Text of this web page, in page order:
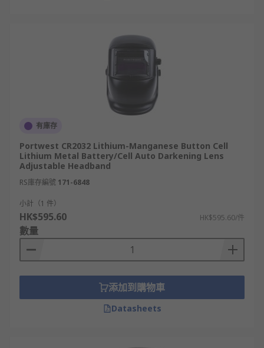
有庫存
Portwest CR2032 Lithium-Manganese Button Cell
Lithium Metal Battery/Cell Auto Darkening Lens
Adjustable Headband
RS庫存編號 171-6848
小計（1 件）
HK$595.60 HK$595.60/件
數量
添加到購物車
Datasheets